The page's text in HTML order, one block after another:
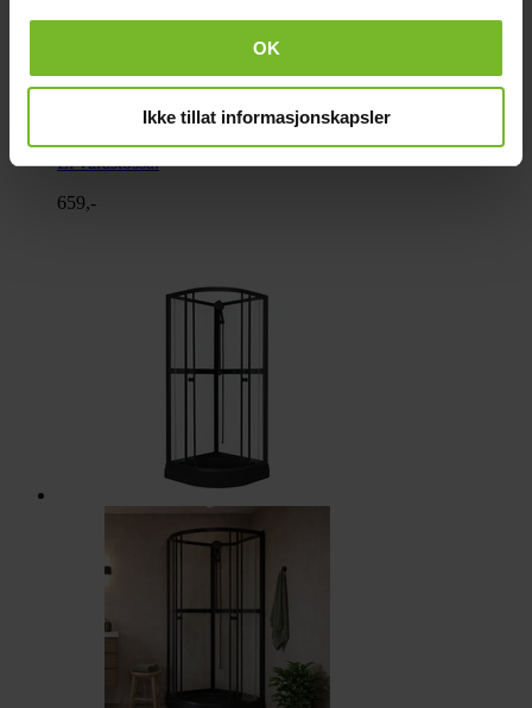
OK
Ikke tillat informasjonskapsler
Suihkukaappi Jasmine - 90 x 90 x 195 cm
Ei varastossa.
659,-